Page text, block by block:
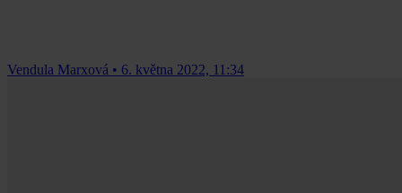
Vendula Marxová • 6. května 2022, 11:34